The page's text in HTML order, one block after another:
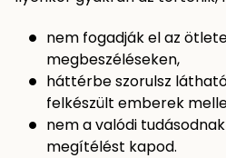
nem fogadják el az
megbeszéléseken,
háttérbe szorulsz
felkészült emberek
nem a valódi
megítélést kapod.